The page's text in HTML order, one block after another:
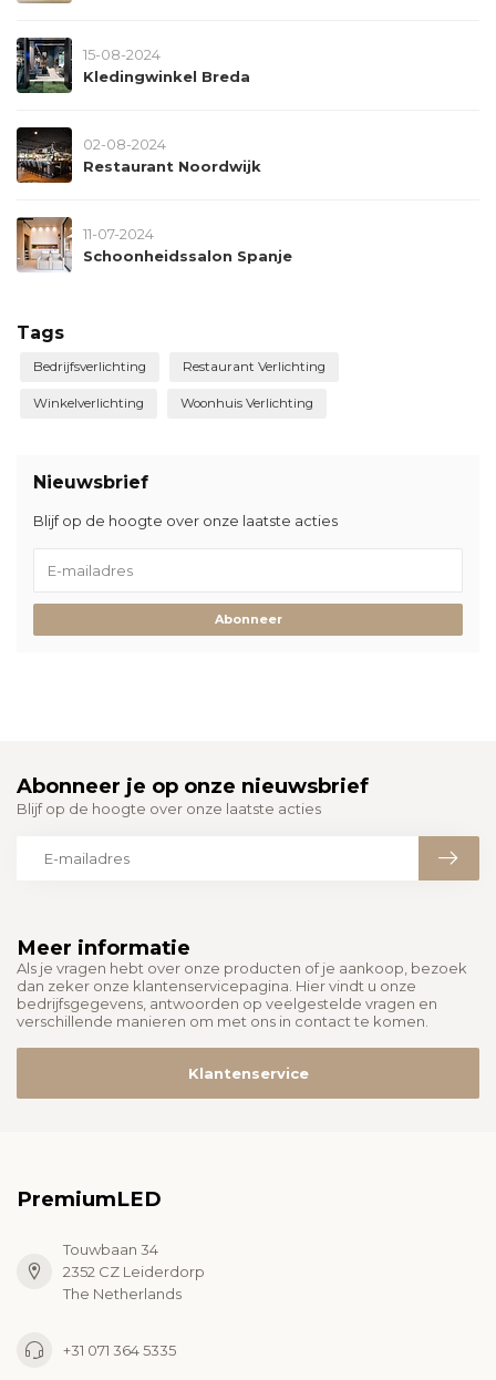
15-08-2024
Kledingwinkel Breda
02-08-2024
Restaurant Noordwijk
11-07-2024
Schoonheidssalon Spanje
Tags
Bedrijfsverlichting Restaurant Verlichting
Winkelverlichting Woonhuis Verlichting
Nieuwsbrief
Blijf op de hoogte over onze laatste acties
Abonneer
Meer informatie
Als je vragen hebt over onze producten of je aankoop, bezoek
dan zeker onze klantenservicepagina. Hier vindt u onze
bedrijfsgegevens, antwoorden op veelgestelde vragen en
verschillende manieren om met ons in contact te komen.
Klantenservice
Abonneer je op onze nieuwsbrief
Blijf op de hoogte over onze laatste acties
PremiumLED
Touwbaan 34
2352 CZ Leiderdorp
The Netherlands
+31 071 364 5335